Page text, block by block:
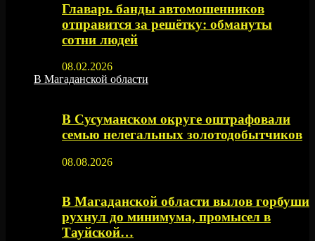
Главарь банды автомошенников
отправится за решётку: обмануты
сотни людей
08.02.2026
В Магаданской области
В Сусуманском округе оштрафовали
семью нелегальных золотодобытчиков
08.08.2026
В Магаданской области вылов горбуши
рухнул до минимума, промысел в
Тауйской…